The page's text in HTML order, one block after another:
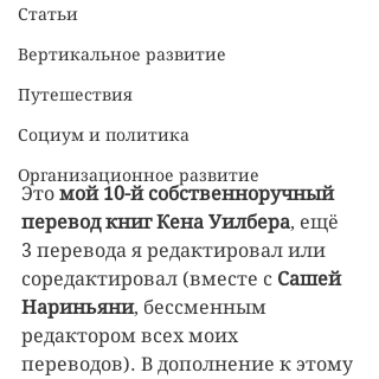
Статьи
Вертикальное развитие
Путешествия
Социум и политика
Организационное развитие
Это мой 10-й собственноручный
перевод книг Кена Уилбера, ещё
3 перевода я редактировал или
соредактировал (вместе с Сашей
Нариньяни, бессменным
редактором всех моих
переводов). В дополнение к этому